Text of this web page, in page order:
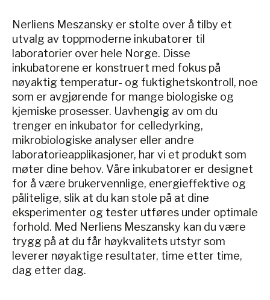
Nerliens Meszansky er stolte over å tilby et
utvalg av toppmoderne inkubatorer til
laboratorier over hele Norge. Disse
inkubatorene er konstruert med fokus på
nøyaktig temperatur- og fuktighetskontroll, noe
som er avgjørende for mange biologiske og
kjemiske prosesser. Uavhengig av om du
trenger en inkubator for celledyrking,
mikrobiologiske analyser eller andre
laboratorieapplikasjoner, har vi et produkt som
møter dine behov. Våre inkubatorer er designet
for å være brukervennlige, energieffektive og
pålitelige, slik at du kan stole på at dine
eksperimenter og tester utføres under optimale
forhold. Med Nerliens Meszansky kan du være
trygg på at du får høykvalitets utstyr som
leverer nøyaktige resultater, time etter time,
dag etter dag.